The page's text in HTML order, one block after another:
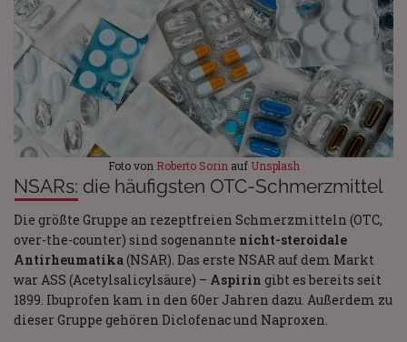
Foto von Roberto Sorin auf Unsplash
NSARs: die häufigsten OTC-Schmerzmittel
Die größte Gruppe an rezeptfreien Schmerzmitteln (OTC,
over-the-counter) sind sogenannte nicht-steroidale
Antirheumatika(NSAR). Das erste NSAR auf dem Markt
war ASS (Acetylsalicylsäure) – Aspirin gibt es bereits seit
1899. Ibuprofen kam in den 60er Jahren dazu. Außerdem zu
dieser Gruppe gehören Diclofenac und Naproxen.